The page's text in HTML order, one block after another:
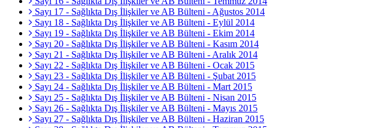
Sayı 17 - Sağlıkta Dış İlişkiler ve AB Bülteni - Ağustos 2014
Sayı 18 - Sağlıkta Dış İlişkiler ve AB Bülteni - Eylül 2014
Sayı 19 - Sağlıkta Dış İlişkiler ve AB Bülteni - Ekim 2014
Sayı 20 - Sağlıkta Dış İlişkiler ve AB Bülteni - Kasım 2014
Sayı 21 - Sağlıkta Dış İlişkiler ve AB Bülteni - Aralık 2014
Sayı 22 - Sağlıkta Dış İlişkiler ve AB Bülteni - Ocak 2015
Sayı 23 - Sağlıkta Dış İlişkiler ve AB Bülteni - Şubat 2015
Sayı 24 - Sağlıkta Dış İlişkiler ve AB Bülteni - Mart 2015
Sayı 25 - Sağlıkta Dış İlişkiler ve AB Bülteni - Nisan 2015
Sayı 26 - Sağlıkta Dış İlişkiler ve AB Bülteni - Mayıs 2015
Sayı 27 - Sağlıkta Dış İlişkiler ve AB Bülteni - Haziran 2015